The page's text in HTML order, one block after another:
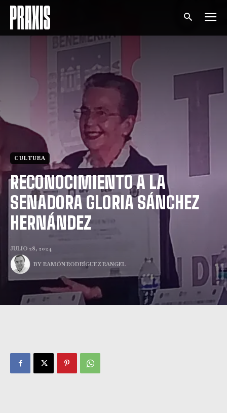
CULTURA
RECONOCIMIENTO A LA
SENADORA GLORIA SÁNCHEZ
HERNÁNDEZ
JULIO 28, 2024
BY RAMÓN RODRÍGUEZ RANGEL